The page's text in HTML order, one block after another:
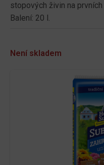
stopových živin na
Balení: 20 l.
Není skladem